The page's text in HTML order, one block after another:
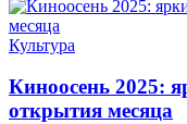
Культура
Киноосень 2025:
открытия месяца